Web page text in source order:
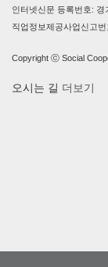
인터넷신문 등록번호: 경
직업정보제공사업신고
Copyright ⓒ Social
오시는 길 더보기